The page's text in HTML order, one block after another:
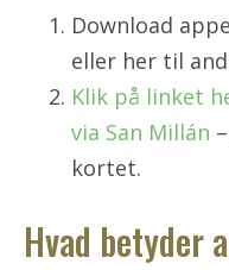
Download
eller her til
Klik på linket
via San Millán
kortet.
Hvad betyder